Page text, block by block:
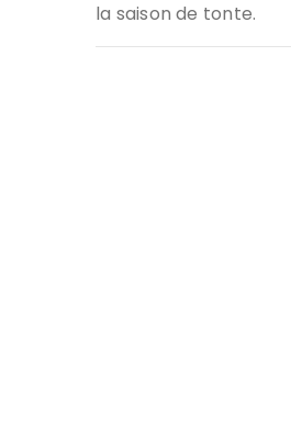
la saison de tonte.